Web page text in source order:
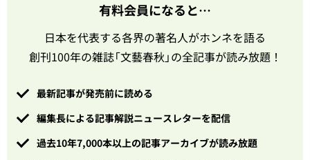
有料会員になると…
日本を代表する各界の著名人がホンネを語る
創刊100年の雑誌「文藝春秋」の全記事が読み放題！
最新記事が発売前に読める
編集長による記事解説ニュースレターを配信
過去10年7,000本以上の記事アーカイブが読み放題